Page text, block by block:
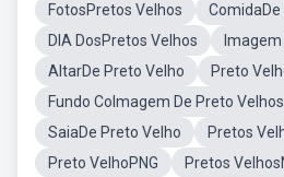
FotosPretos Velhos
DIA DosPretos Velhos
AltarDe Preto Velho
Preto
Fundo CoImagem De Preto Velhos
SaiaDe Preto Velho
Pretos
Preto VelhoPNG
Pretos